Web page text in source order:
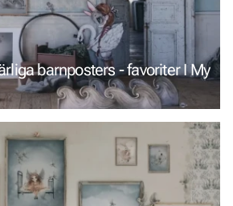
barnposters - favoriter I My